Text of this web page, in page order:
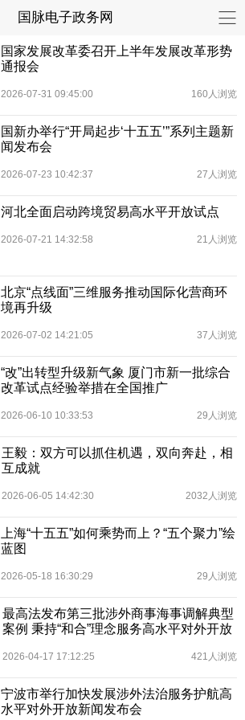
国脉电子政务网
国家发展改革委召开上半年发展改革形势
通报会
2026-07-31 09:45:00 160人浏览
国新办举行“开局起步‘十五五’”系列主题新
闻发布会
2026-07-23 10:42:37 27人浏览
河北全面启动跨境贸易高水平开放试点
2026-07-21 14:32:58 21人浏览
北京“点线面”三维服务推动国际化营商环
境再升级
2026-07-02 14:21:05 37人浏览
“改”出转型升级新气象 厦门市新一批综合
改革试点经验举措在全国推广
2026-06-10 10:33:53 29人浏览
王毅：双方可以抓住机遇，双向奔赴，相
互成就
2026-06-05 14:42:30 2032人浏览
上海“十五五”如何乘势而上？“五个聚力”绘
蓝图
2026-05-18 16:30:29 29人浏览
最高法发布第三批涉外商事海事调解典型
案例 秉持“和合”理念服务高水平对外开放
2026-04-17 17:12:25 421人浏览
宁波市举行加快发展涉外法治服务护航高
水平对外开放新闻发布会